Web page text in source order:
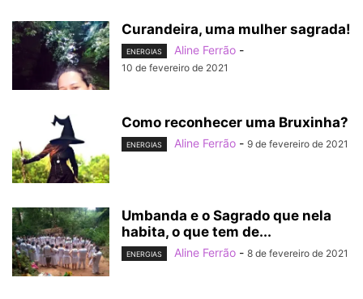
Curandeira, uma mulher sagrada!
ENERGIAS Aline Ferrão -
10 de fevereiro de 2021
Como reconhecer uma Bruxinha?
ENERGIAS Aline Ferrão - 9 de fevereiro de 2021
Umbanda e o Sagrado que nela
habita, o que tem de...
ENERGIAS Aline Ferrão - 8 de fevereiro de 2021